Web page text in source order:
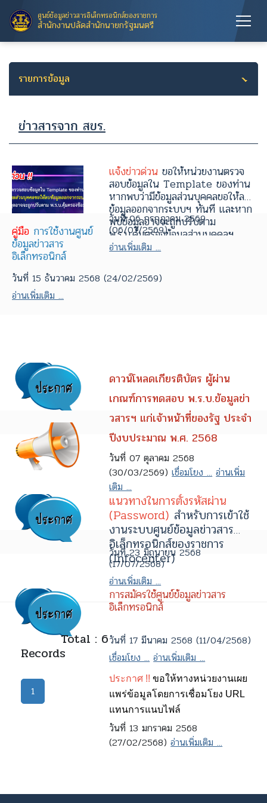
ศูนย์ข้อมูลข่าวสารอิเล็กทรอนิกส์ของราชการ
สำนักงานปลัดสำนักนายกรัฐมนตรี
รายการข้อมูล
ข่าวสารจาก สขร.
แจ้งข่าวด่วน ขอให้หน่วยงานตรวจ
สอบข้อมูลใน Template ของท่าน
หากพบว่ามีข้อมูลส่วนบุคคลขอให้ลบ
ข้อมูลออกจากระบบฯ ทันที และหาก
พบข้อมูลอาจจะถูกปรับตาม
พ.ร.บ.คุ้มครองข้อมูลส่วนบุคคลฯ
วันที่ 06 กรกฎาคม 2569
(06/07/2569)
อ่านเพิ่มเติม ...
คู่มือ การใช้งานศูนย์
ข้อมูลข่าวสาร
อิเล็กทรอนิกส์
วันที่ 15 ธันวาคม 2568 (24/02/2569)
อ่านเพิ่มเติม ...
ดาวน์โหลดเกียรติบัตร ผู้ผ่าน
เกณฑ์การทดสอบ พ.ร.บ.ข้อมูลข่า
วสารฯ แก่เจ้าหน้าที่ของรัฐ ประจำ
ปีงบประมาณ พ.ศ. 2568
วันที่ 07 ตุลาคม 2568
(30/03/2569)เชื่อมโยง ... อ่านเพิ่ม
เติม ...
แนวทางในการตั้งรหัสผ่าน
(Password) สำหรับการเข้าใช้
งานระบบศูนย์ข้อมูลข่าวสาร
อิเล็กทรอนิกส์ของราชการ
(Infocenter)
วันที่ 23 มิถุนายน 2568
(17/07/2568)
อ่านเพิ่มเติม ...
การสมัครใช้ศูนย์ข้อมูลข่าวสาร
อิเล็กทรอนิกส์
วันที่ 17 มีนาคม 2568 (11/04/2568)
เชื่อมโยง ... อ่านเพิ่มเติม ...
ประกาศ !!ขอให้ทางหน่วยงานเผย
แพร่ข้อมูลโดยการเชื่อมโยง URL
แทนการแนบไฟล์
วันที่ 13 มกราคม 2568
(27/02/2568)อ่านเพิ่มเติม ...
Total : 6
Records
1